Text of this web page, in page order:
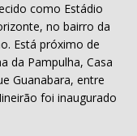
como Estádio
no bairro da
Está próximo de
da Pampulha, Casa
Guanabara, entre
foi inaugurado